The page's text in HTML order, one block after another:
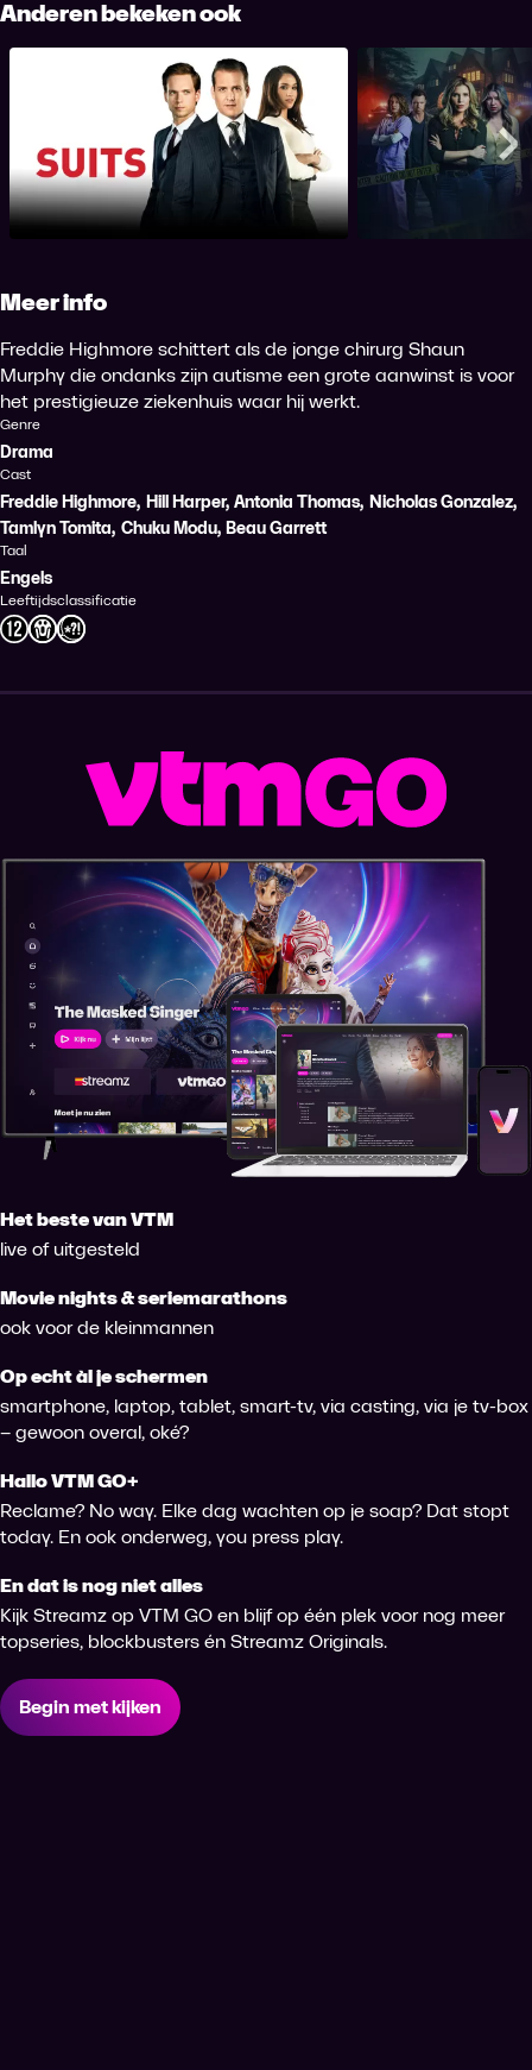
Anderen bekeken ook
Suits Who's
Meer info
Freddie Highmore schittert als de jonge chirurg Shaun
Murphy die ondanks zijn autisme een grote aanwinst is voor
het prestigieuze ziekenhuis waar hij werkt.
Genre
Drama
Cast
Freddie Highmore, Hill Harper, Antonia Thomas, Nicholas Gonzalez,
Tamlyn Tomita, Chuku Modu, Beau Garrett
Taal
Engels
Leeftijdsclassificatie
Het beste van VTM
live of uitgesteld
Movie nights & seriemarathons
ook voor de kleinmannen
Op echt àl je schermen
smartphone, laptop, tablet, smart-tv, via casting, via je tv-box
– gewoon overal, oké?
Hallo VTM GO+
Reclame? No way. Elke dag wachten op je soap? Dat stopt
today. En ook onderweg, you press play.
En dat is nog niet alles
Kijk Streamz op VTM GO en blijf op één plek voor nog meer
topseries, blockbusters én Streamz Originals.
Begin met kijken